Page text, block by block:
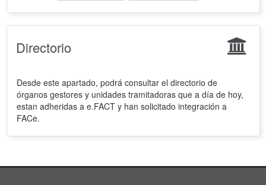
Directorio
Desde este apartado, podrá consultar el directorio de
órganos gestores y unidades tramitadoras que a día de hoy,
estan adheridas a e.FACT y han solicitado integración a
FACe.